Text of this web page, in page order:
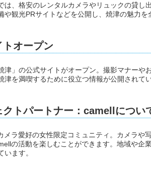
は、格安のレンタルカメラやリュックの貸し
や観光PRサイトなどを公開し、焼津の魅力を
トオープン
津」の公式サイトがオープン。撮影マナーや
津を満喫するために役立つ情報が公開されてい
クトパートナー：camellについ
メラ愛好の女性限定コミュニティ。カメラや
の活動を楽しむことができます。地域や企
います。